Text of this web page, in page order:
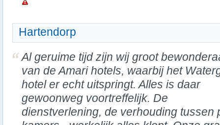
Hartendorp
Al geruime tijd zijn wij groot
van de Amari hotels, waarbij het
hotel er echt uitspringt. Alles is daar
gewoonweg voortreffelijk. De
dienstverlening, de verhouding tussen